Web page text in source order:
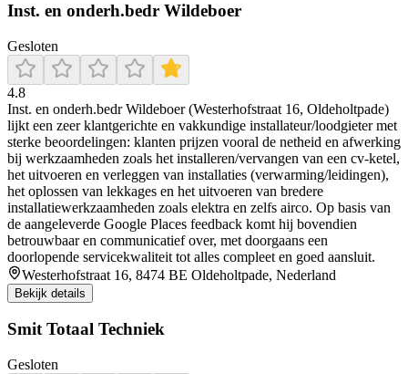
Inst. en onderh.bedr Wildeboer
Gesloten
4.8
Inst. en onderh.bedr Wildeboer (Westerhofstraat 16, Oldeholtpade)
lijkt een zeer klantgerichte en vakkundige installateur/loodgieter met
sterke beoordelingen: klanten prijzen vooral de netheid en afwerking
bij werkzaamheden zoals het installeren/vervangen van een cv-ketel,
het uitvoeren en verleggen van installaties (verwarming/leidingen),
het oplossen van lekkages en het uitvoeren van bredere
installatiewerkzaamheden zoals elektra en zelfs airco. Op basis van
de aangeleverde Google Places feedback komt hij bovendien
betrouwbaar en communicatief over, met doorgaans een
doorlopende servicekwaliteit tot alles compleet en goed aansluit.
Westerhofstraat 16, 8474 BE Oldeholtpade, Nederland
Bekijk details
Smit Totaal Techniek
Gesloten